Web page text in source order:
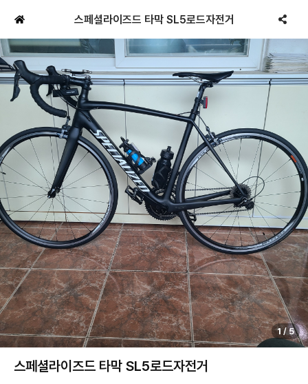
스페셜라이즈드 타막 SL5로드자전거
1/5
스페셜라이즈드 타막 SL5로드자전거